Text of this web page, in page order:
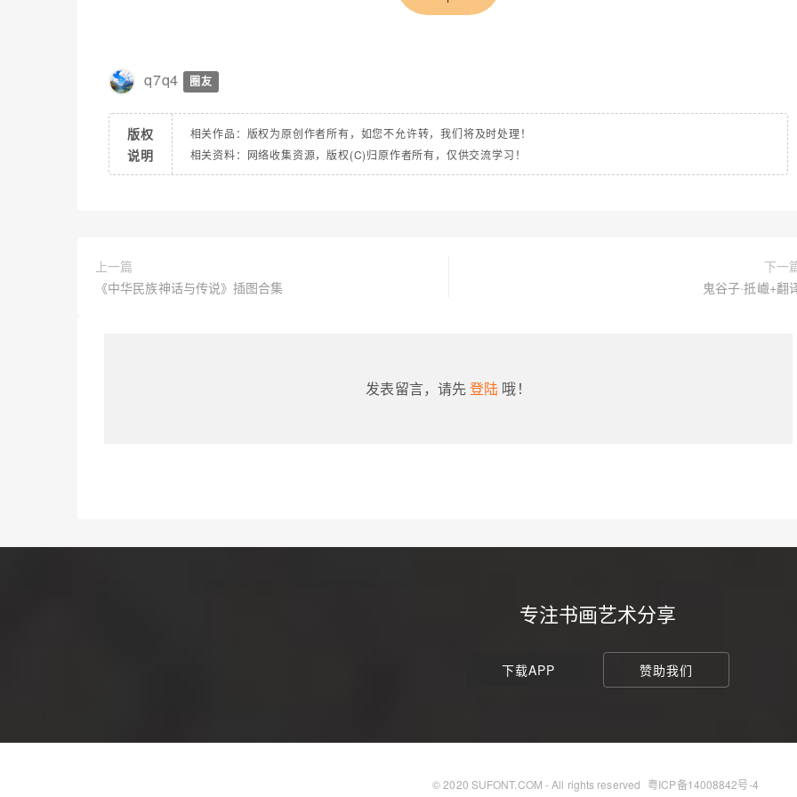
q7q4 圈友
版权
说明
相关作品：版权为原创作者所有，如您不允许转，我们将及时处理！
相关资料：网络收集资源，版权(C)归原作者所有，仅供交流学习！
上一篇
《中华民族神话与传说》插图合集
下一
鬼谷子·抵巇+翻
发表留言，请先登陆 哦！
专注书画艺术分享
下载APP 赞助我们
© 2020 SUFONT.COM - All rights reserved 粤ICP备14008842号-4